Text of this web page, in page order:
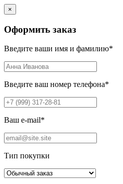
×
Оформить заказ
Введите ваши имя и фамилию*
Введите ваш номер телефона*
Ваш e-mail*
Тип покупки